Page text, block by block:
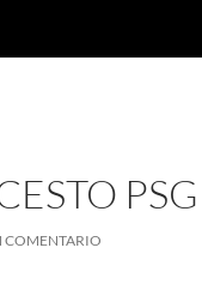
PSG
COMENTARIO